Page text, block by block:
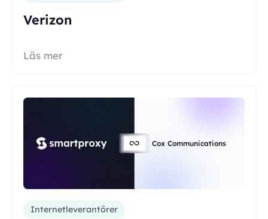
Verizon
Läs mer
Cox Communications
Internetleverantörer